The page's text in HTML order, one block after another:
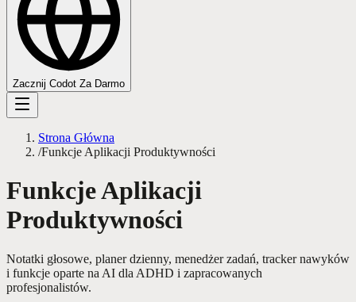
Zacznij Codot Za Darmo
Strona Główna
/Funkcje Aplikacji Produktywności
Funkcje Aplikacji
Produktywności
Notatki głosowe, planer dzienny, menedżer zadań, tracker nawyków
i funkcje oparte na AI dla ADHD i zapracowanych
profesjonalistów.